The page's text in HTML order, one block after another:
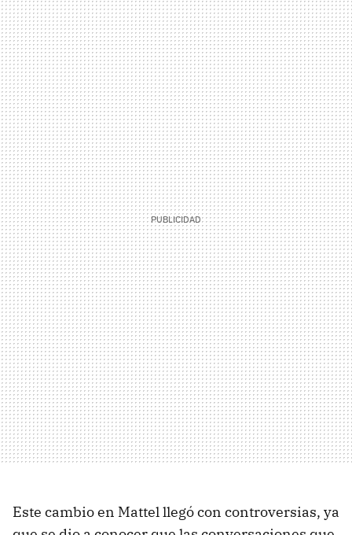
Este cambio en Mattel llegó con controversias, ya